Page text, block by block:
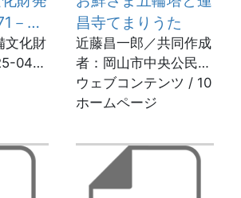
－大
遺跡
文化財
04-
昌寺てまりうた
近藤昌一郎／共同作成
者：岡山市中央公民館
マダムコーラス
ウェブコンテンツ / 10
ホームページ